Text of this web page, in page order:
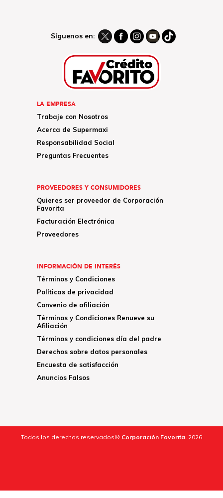
Síguenos en:
LA EMPRESA
Trabaje con Nosotros
Acerca de Supermaxi
Responsabilidad Social
Preguntas Frecuentes
PROVEEDORES Y CONSUMIDORES
Quieres ser proveedor de Corporación
Favorita
Facturación Electrónica
Proveedores
INFORMACIÓN DE INTERÉS
Términos y Condiciones
Políticas de privacidad
Convenio de afiliación
Términos y Condiciones Renueve su
Afiliación
Términos y condiciones día del padre
Derechos sobre datos personales
Encuesta de satisfacción
Anuncios Falsos
Todos los derechos reservados® Corporación Favorita. 2026